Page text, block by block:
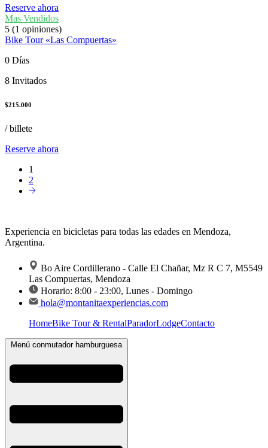
Reserve ahora
Mas Vendidos
5 (1 opiniones)
Bike Tour «Las Compuertas»
0 Días
8 Invitados
$215.000
/ billete
Reserve ahora
1
2
Experiencia en bicicletas para todas las edades en Mendoza,
Argentina.
Bo Aire Cordillerano - Calle El Chañar, Mz R C 7, M5549
Las Compuertas, Mendoza
Horario: 8:00 - 23:00, Lunes - Domingo
hola@montanitaexperiencias.com
HomeBike Tour & RentalParadorLodgeContacto
Menú conmutador hamburguesa